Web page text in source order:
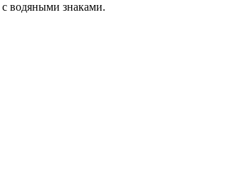
водяными знаками.